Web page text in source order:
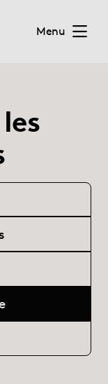
Menu